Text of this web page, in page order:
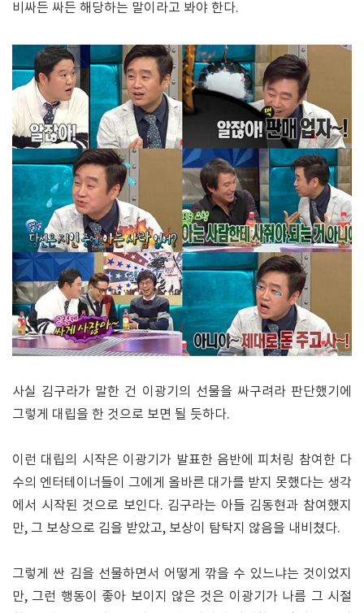
비싸든 싸든 해당하는 말이라고 봐야 한다.
사실 김구라가 말한 건 이광기의 선물을 싸구려라 판단했기에
그렇게 대립을 한 것으로 보면 될 듯하다.
이런 대립의 시작은 이광기가 발표한 음반에 피처링 참여한 다
수의 엔터테이너들이 그에게 올바른 대가를 받지 못했다는 생각
에서 시작된 것으로 보인다. 김구라는 아들 김동현과 참여했지
만, 그 보상으로 김을 받았고, 보상이 탐탁지 않음을 내비쳤다.
그렇게 싼 김을 선물하면서 어떻게 깎을 수 있느냐는 것이었지
만, 그런 행동이 좋아 보이지 않은 것은 이광기가 나름 그 시절